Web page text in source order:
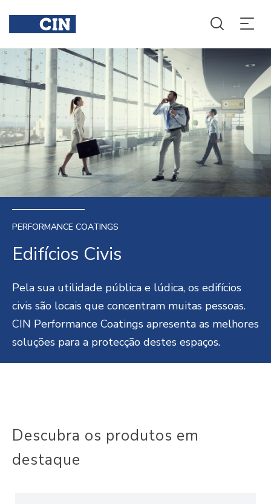
PERFORMANCE COATINGS
Edifícios Civis
Pela sua utilidade pública e lúdica, os edifícios
civis são locais que concentram muitas pessoas.
CIN Performance Coatings apresenta as melhores
soluções para a protecção destes espaços.
Descubra os produtos em
destaque